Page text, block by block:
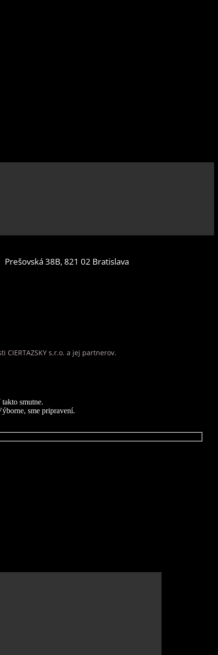
Prešovská 38B, 821 02 Bratislava
s.r.o. a jej partnerov.
smutne.
sme pripravení.